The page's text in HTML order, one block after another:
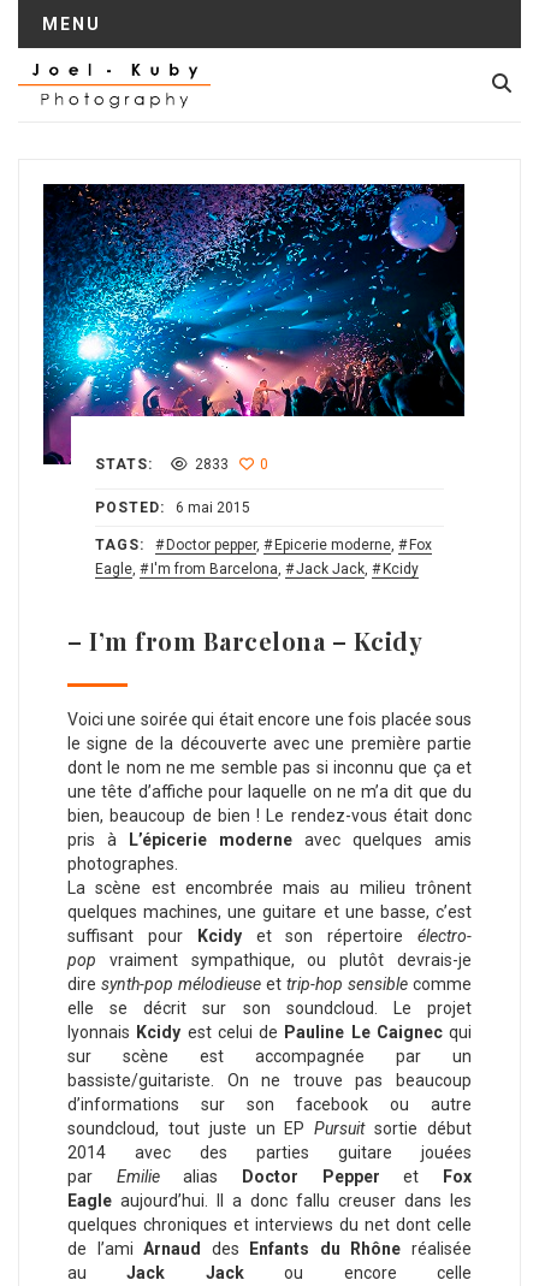
MENU
STATS: 2833 0
POSTED: 6 mai 2015
TAGS: Doctor pepper, Epicerie moderne,
Fox
Eagle, I'm from Barcelona, Jack Jack, Kcidy
– I’m from Barcelona – Kcidy
Voici une soirée qui était encore une fois placée sous
le signe de la découverte avec une première partie
dont le nom ne me semble pas si inconnu que ça et
une tête d’affiche pour laquelle on ne m’a dit que du
bien, beaucoup de bien ! Le rendez-vous était donc
pris à
L’épicerie moderne avec quelques amis
photographes.
La scène est encombrée mais au milieu trônent
quelques machines, une guitare et une basse, c’est
suffisant pour
Kcidyet son répertoireélectro-
pop vraiment sympathique, ou plutôt devrais-je
dire synth-pop mélodieuse et trip-hop sensible comme
elle se décrit sur son soundcloud. Le projet
lyonnais Kcidy est celui de Pauline Le Caignec qui
sur scène est accompagnée par un
bassiste/guitariste. On ne trouve pas beaucoup
d’informations sur son facebook ou autre
soundcloud, tout juste un EPPursuitsortie début
2014 avec des parties guitare jouées
par Emiliealias Doctor Pepper et
Fox
Eagle aujourd’hui. Il a donc fallu creuser dans les
quelques chroniques et interviews du net dont celle
de l’amiArnaud des Enfants du Rhône réalisée
auJack Jackou encore celle